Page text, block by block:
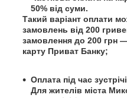
50% від суми.
Такий варіант оплати
замовлень від 200
замовлення до 200 грн
карту Приват Банку;
Оплата під час зустрічі
Для жителів міста